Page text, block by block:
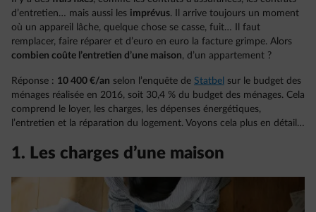
d’entretien… mais aussi les imprévus. Il arrive toujours un moment
où un appareil lâche, quelque chose se casse, fuit… Il faut
remplacer, faire réparer et d’euro en euro la facture grimpe. Alors
combien coûte l’entretien d’une maison, d’un appartement ?
Réponse : 10 400 €/an selon l’enquête de Statbel sur le budget des
ménages réalisée en 2016, soit 30,4 % du budget des ménages. Cela
comprend le loyer, les charges, les dépenses énergétiques,
l’entretien et la réparation du logement. Voyons cela plus en détail…
1. Les charges d’une maison